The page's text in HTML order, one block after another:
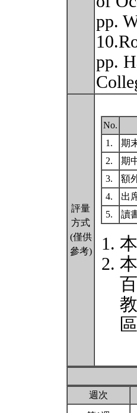
pp.
pp.
評量
方式
(僅供
參考)
No.
1.
期
2.
期
3.
額
4.
出
5.
讀
週次